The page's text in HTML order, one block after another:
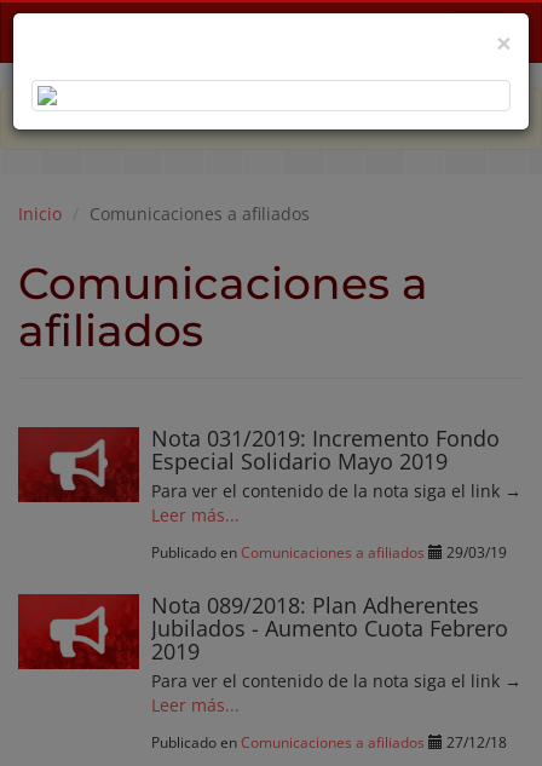
Menu
PLAN DE EMERGENCIA POR CRISIS ECONÓMICA
Inicio Comunicaciones a afiliados
Comunicaciones a
afiliados
Nota 031/2019: Incremento Fondo
Especial Solidario Mayo 2019
Para ver el contenido de la nota siga el link →
Leer más...
Publicado en Comunicaciones a afiliados 29/03/19
Nota 089/2018: Plan Adherentes
Jubilados - Aumento Cuota Febrero
2019
Para ver el contenido de la nota siga el link →
Leer más...
Publicado en Comunicaciones a afiliados 27/12/18
×